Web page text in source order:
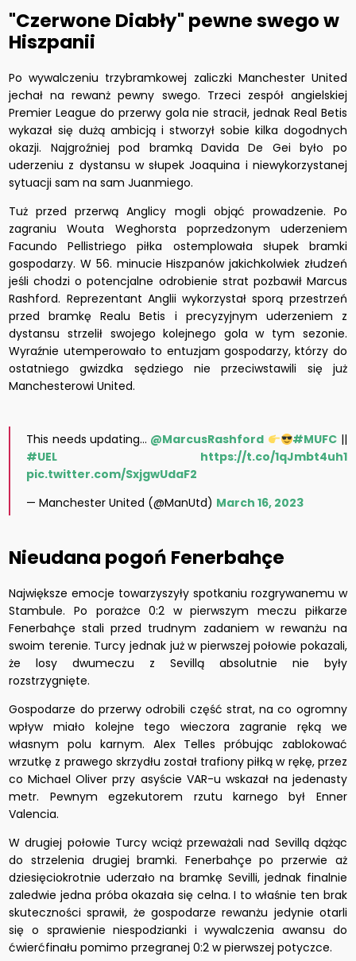
"Czerwone Diabły" pewne swego w
Hiszpanii
Po wywalczeniu trzybramkowej zaliczki Manchester United
jechał na rewanż pewny swego. Trzeci zespół angielskiej
Premier League do przerwy gola nie stracił, jednak Real Betis
wykazał się dużą ambicją i stworzył sobie kilka dogodnych
okazji. Najgroźniej pod bramką Davida De Gei było po
uderzeniu z dystansu w słupek Joaquina i niewykorzystanej
sytuacji sam na sam Juanmiego.
Tuż przed przerwą Anglicy mogli objąć prowadzenie. Po
zagraniu Wouta Weghorsta poprzedzonym uderzeniem
Facundo Pellistriego piłka ostemplowała słupek bramki
gospodarzy. W 56. minucie Hiszpanów jakichkolwiek złudzeń
jeśli chodzi o potencjalne odrobienie strat pozbawił Marcus
Rashford. Reprezentant Anglii wykorzystał sporą przestrzeń
przed bramkę Realu Betis i precyzyjnym uderzeniem z
dystansu strzelił swojego kolejnego gola w tym sezonie.
Wyraźnie utemperowało to entuzjam gospodarzy, którzy do
ostatniego gwizdka sędziego nie przeciwstawili się już
Manchesterowi United.
This needs updating… @MarcusRashford #MUFC ||
#UEL
https://t.co/1qJmbt4uh1
pic.twitter.com/SxjgwUdaF2
— Manchester United (@ManUtd) March 16, 2023
Nieudana pogoń Fenerbahçe
Największe emocje towarzyszyły spotkaniu rozgrywanemu w
Stambule. Po porażce 0:2 w pierwszym meczu piłkarze
Fenerbahçe stali przed trudnym zadaniem w rewanżu na
swoim terenie. Turcy jednak już w pierwszej połowie pokazali,
że losy dwumeczu z Sevillą absolutnie nie były
rozstrzygnięte.
Gospodarze do przerwy odrobili część strat, na co ogromny
wpływ miało kolejne tego wieczora zagranie ręką we
własnym polu karnym. Alex Telles próbując zablokować
wrzutkę z prawego skrzydłu został trafiony piłką w rękę, przez
co Michael Oliver przy asyście VAR-u wskazał na jedenasty
metr. Pewnym egzekutorem rzutu karnego był Enner
Valencia.
W drugiej połowie Turcy wciąż przeważali nad Sevillą dążąc
do strzelenia drugiej bramki. Fenerbahçe po przerwie aż
dziesięciokrotnie uderzało na bramkę Sevilli, jednak finalnie
zaledwie jedna próba okazała się celna. I to właśnie ten brak
skuteczności sprawił, że gospodarze rewanżu jedynie otarli
się o sprawienie niespodzianki i wywalczenia awansu do
ćwierćfinału pomimo przegranej 0:2 w pierwszej potyczce.